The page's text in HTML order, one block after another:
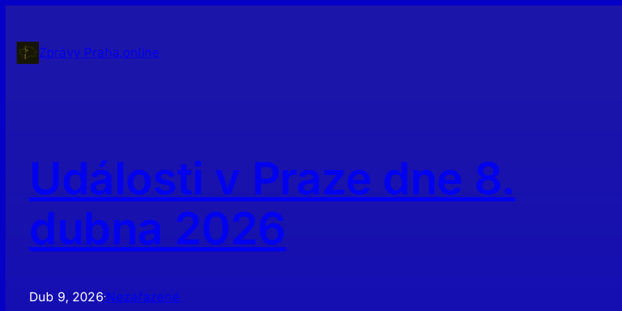
obsahZprávy Praha.online
Události v Praze dne 8.
dubna 2026
Dub 9, 2026·Nezařazené